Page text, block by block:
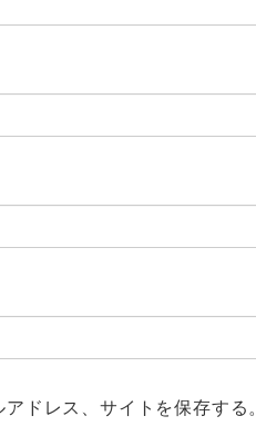
ドレス、サイトを保存する。